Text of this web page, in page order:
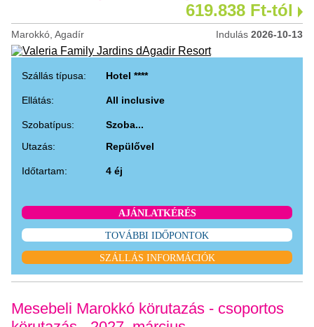
619.838 Ft-tól
Marokkó, Agadír Indulás 2026-10-13
Szállás típusa: Hotel ****
Ellátás: All inclusive
Szobatípus:
Szoba...
Utazás:
Repülővel
Időtartam: 4 éj
AJÁNLATKÉRÉS
TOVÁBBI IDŐPONTOK
SZÁLLÁS INFORMÁCIÓK
Mesebeli Marokkó körutazás - csoportos